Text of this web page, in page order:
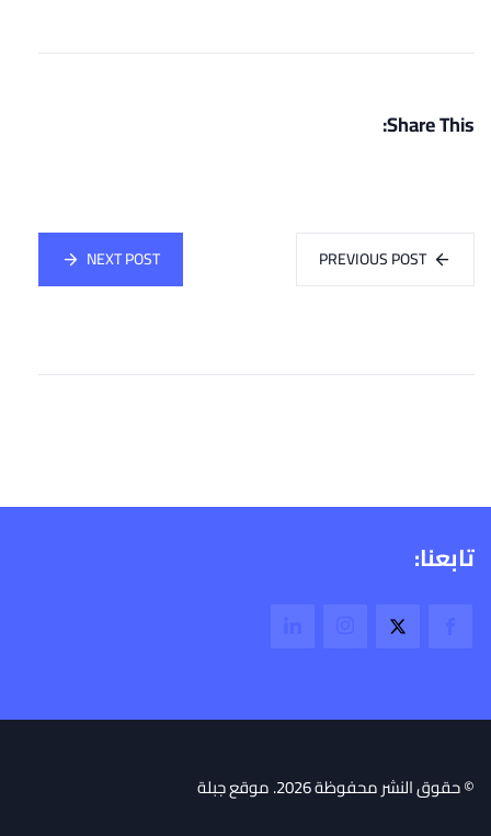
Share This:
PREVIOUS POST
NEXT POST
تابعنا:
© حقوق النشر محفوظة 2026. موقع جبلة